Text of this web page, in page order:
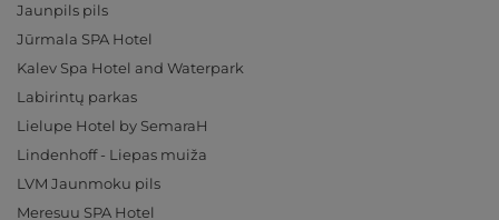
Jaunpils pils
Jūrmala SPA Hotel
Kalev Spa Hotel and Waterpark
Labirintų parkas
Lielupe Hotel by SemaraH
Lindenhoff - Liepas muiža
LVM Jaunmoku pils
Meresuu SPA Hotel